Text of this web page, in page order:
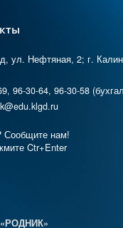
ул. Нефтяная, 2; г.
96-30-64, 96-30-58
Сообщите нам!
Ctr+Enter